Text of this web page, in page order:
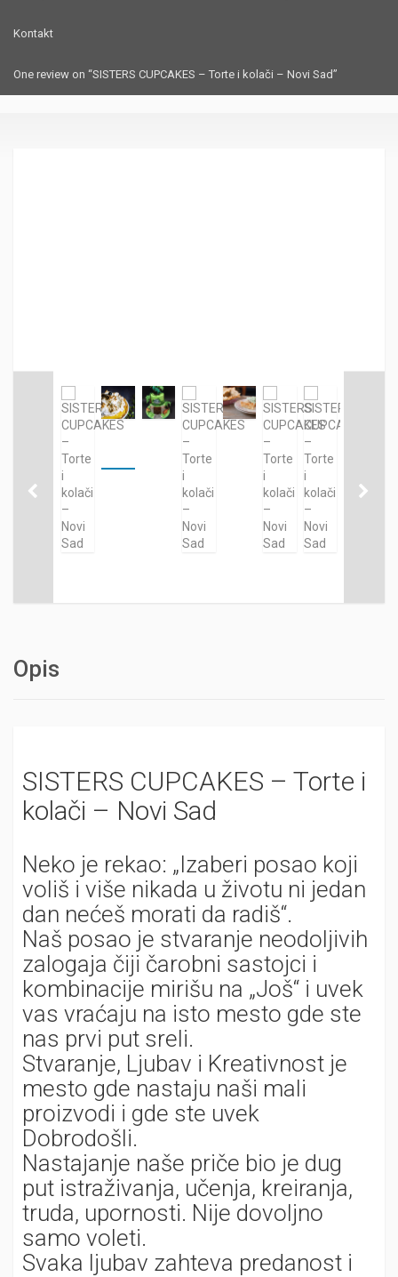
Kontakt
One review on “SISTERS CUPCAKES – Torte i kolači – Novi Sad”
Opis
SISTERS CUPCAKES – Torte i
kolači – Novi Sad
Neko je rekao: „Izaberi posao koji
voliš i više nikada u životu ni jedan
dan nećeš morati da radiš“.
Naš posao je stvaranje neodoljivih
zalogaja čiji čarobni sastojci i
kombinacije mirišu na „Još“ i uvek
vas vraćaju na isto mesto gde ste
nas prvi put sreli.
Stvaranje, Ljubav i Kreativnost je
mesto gde nastaju naši mali
proizvodi i gde ste uvek
Dobrodošli.
Nastajanje naše priče bio je dug
put istraživanja, učenja, kreiranja,
truda, upornosti. Nije dovoljno
samo voleti.
Svaka ljubav zahteva predanost i